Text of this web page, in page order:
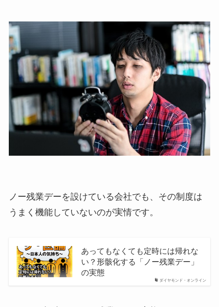
ノー残業デーを設けている会社でも、その制度は
うまく機能していないのが実情です。
ダイヤモンド・オンライン
あってもなくても定時には帰れな
い？形骸化する「ノー残業デー」
の実態